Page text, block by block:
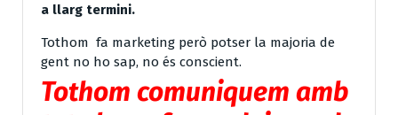
a llarg termini.
Tothom fa marketing però potser la majoria de
gent no ho sap, no és conscient.
Tothom comuniquem amb